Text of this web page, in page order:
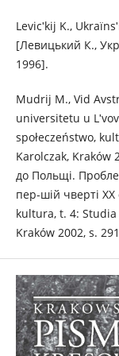
Levicʹkij K.,
[Левицький К.,
1996].
Mudrij M., Vіd
unіversitetu u
społeczeństwo,
Karolczak, Kraków
до Польщі.
пер-шій чверті
kultura, t. 4:
Kraków 2002, s.